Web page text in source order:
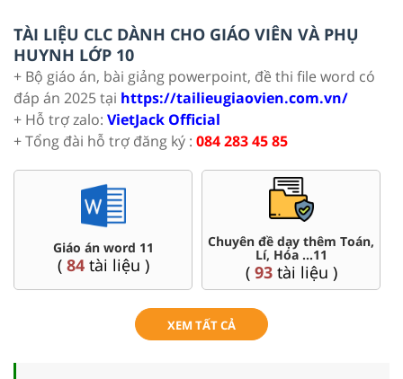
TÀI LIỆU CLC DÀNH CHO GIÁO VIÊN VÀ PHỤ
HUYNH LỚP 10
+ Bộ giáo án, bài giảng powerpoint, đề thi file word có
đáp án 2025 tại https://tailieugiaovien.com.vn/
+ Hỗ trợ zalo: VietJack Official
+ Tổng đài hỗ trợ đăng ký : 084 283 45 85
Giáo án word 11
(84tài liệu )
Chuyên đề dạy thêm Toán,
Lí, Hóa ...11
(93tài liệu )
XEM TẤT CẢ